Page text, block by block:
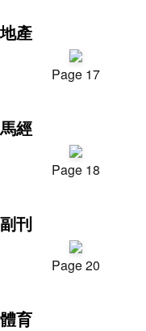
地產
Page 17
馬經
Page 18
副刊
Page 20
體育